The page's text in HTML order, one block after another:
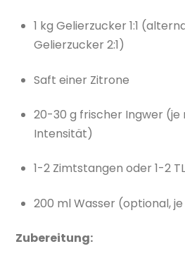
1 kg Gelierzucker 1:1
Gelierzucker 2:1)
Saft einer Zitrone
20-30 g frischer Ingwer
Intensität)
1-2 Zimtstangen oder 1-2
200 ml Wasser (optional,
Zubereitung: